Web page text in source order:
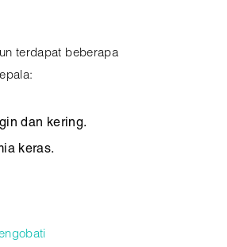
terdapat beberapa
dan kering.
keras.